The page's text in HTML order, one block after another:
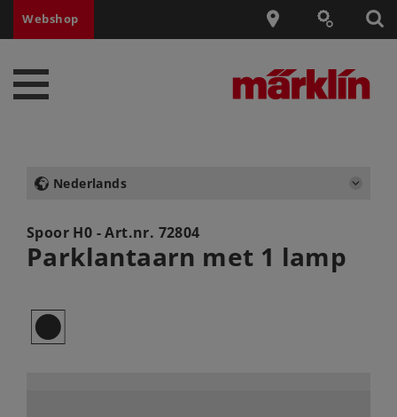
Webshop
Nederlands
Spoor H0 - Art.nr. 72804
Parklantaarn met 1 lamp
Q